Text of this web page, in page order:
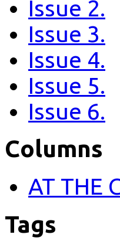
Issue 2.
Issue 3.
Issue 4.
Issue 5.
Issue 6.
Columns
AT THE
Tags